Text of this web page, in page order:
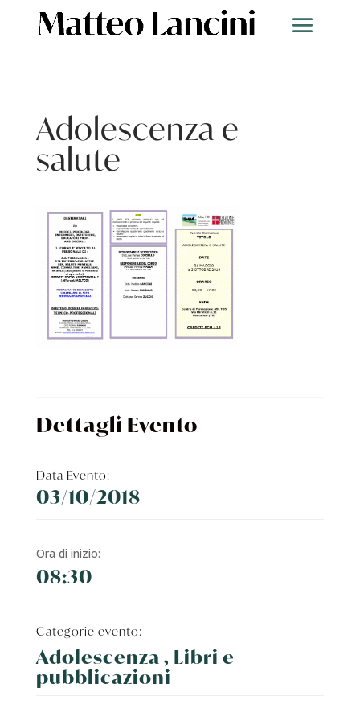
Adolescenza e
salute
Dettagli Evento
Data Evento:
03/10/2018
Ora di inizio:
08:30
Categorie evento:
Adolescenza , Libri e
pubblicazioni